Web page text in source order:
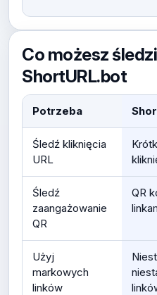
Co możesz
ShortURL.bot
Potrzeba
Śledź kliknięcia
URL
Śledź
zaangażowanie
QR
QR
Użyj
markowych
linków